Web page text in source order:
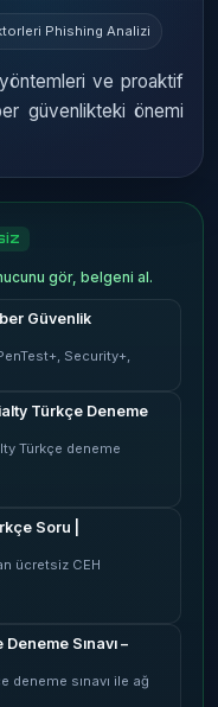
Phishing Analizi
ve proaktif
güvenlikteki önemi
gör, belgeni al.
Güvenlik
Security+,
Türkçe Deneme
Türkçe deneme
Soru |
ücretsiz CEH
Sınavı –
deneme sınavı ile ağ